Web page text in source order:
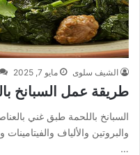
الشيف سلوى مايو 7, 2025
طريقة عمل السبانخ
السبانخ باللحمة طبق غني
والبروتين والألياف
…